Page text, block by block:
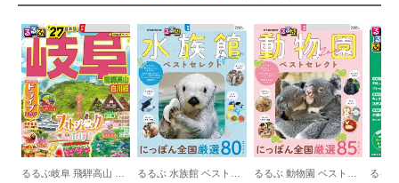
奥付
特別付録 4都市マップ
Italy イタリア
ヴァチカン市国～ナヴォーナ広場
スペイン広場～テルミニ駅
コロッセオ周辺
中心部
Mirano ミラノ